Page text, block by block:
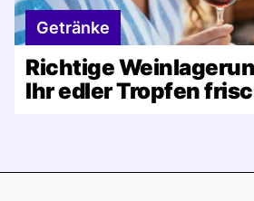
Getränke
Richtige
Ihr edler Tropfen